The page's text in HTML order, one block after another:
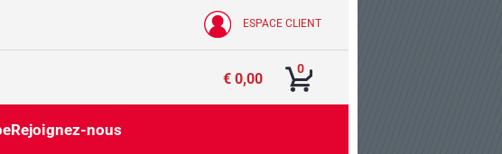
ESPACE CLIENT
0
€ 0,00
Rejoignez-nous